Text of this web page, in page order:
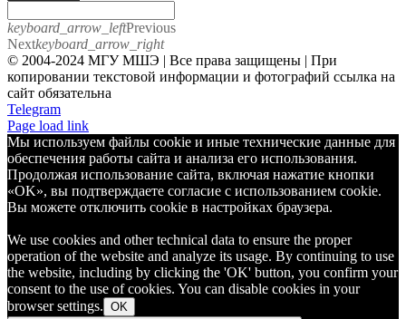
keyboard_arrow_leftPrevious
Nextkeyboard_arrow_right
© 2004-2024 МГУ МШЭ | Все права защищены | При
копировании текстовой информации и фотографий ссылка на
сайт обязательна
Telegram
Page load link
Мы используем файлы cookie и иные технические данные для
обеспечения работы сайта и анализа его использования.
Продолжая использование сайта, включая нажатие кнопки
«OK», вы подтверждаете согласие с использованием cookie.
Вы можете отключить cookie в настройках браузера.
We use cookies and other technical data to ensure the proper
operation of the website and analyze its usage. By continuing to use
the website, including by clicking the 'OK' button, you confirm your
consent to the use of cookies. You can disable cookies in your
browser settings. OK